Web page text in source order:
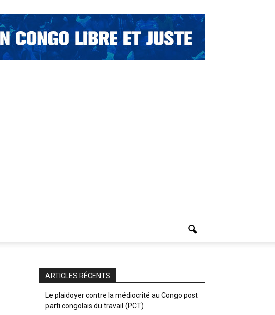
ARTICLES RÉCENTS
Le plaidoyer contre la médiocrité au Congo post
parti congolais du travail (PCT)